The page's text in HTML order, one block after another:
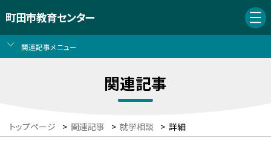
町田市教育センター
関連記事メニュー
関連記事
トップページ > 関連記事 > 就学相談 > 詳細